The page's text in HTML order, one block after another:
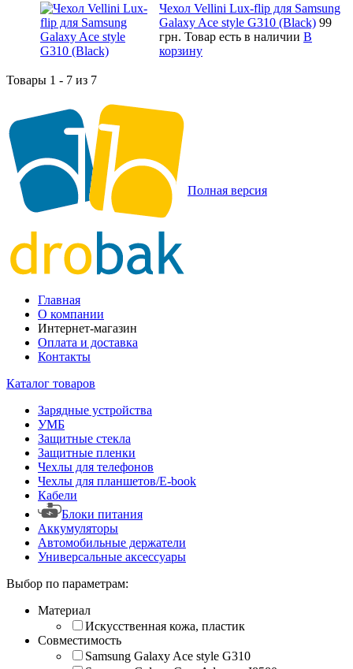
Чехол Vellini Lux-flip для Samsung
Galaxy Ace style G310 (Black) 99
грн. Товар есть в наличии В
корзину
Товары 1 - 7 из 7
Полная версия
Главная
О компании
Интернет-магазин
Оплата и доставка
Контакты
Каталог товаров
Зарядные устройства
УМБ
Защитные стекла
Защитные пленки
Чехлы для телефонов
Чехлы для планшетов/E-book
Кабели
Блоки питания
Аккумуляторы
Автомобильные держатели
Универсальные аксессуары
Выбор по параметрам:
Материал
Искусственная кожа, пластик
Совместимость
Samsung Galaxy Ace style G310